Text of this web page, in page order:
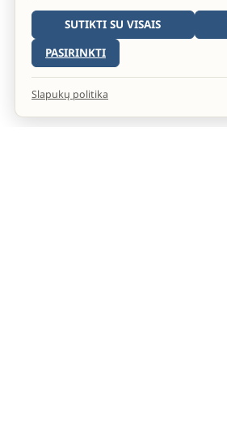
SUTIKTI SU VISAIS
PASIRINKTI
Slapukų politika